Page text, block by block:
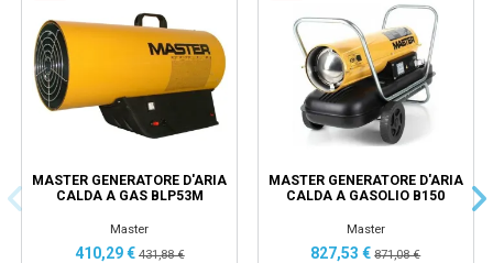
MASTER GENERATORE D'ARIA
CALDA A GAS BLP53M
Master
410,29 € 431,88 €
MASTER GENERATORE D'ARIA
CALDA A GASOLIO B150
Master
827,53 €871,08 €